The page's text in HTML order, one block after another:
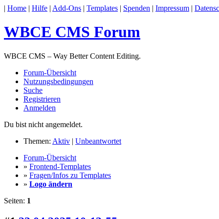
| Home | Hilfe | Add-Ons | Templates | Spenden | Impressum |
WBCE CMS Forum
WBCE CMS – Way Better Content Editing.
Forum-Übersicht
Nutzungsbedingungen
Suche
Registrieren
Anmelden
Du bist nicht angemeldet.
Themen: Aktiv | Unbeantwortet
Forum-Übersicht
» Frontend-Templates
» Fragen/Infos zu Templates
» Logo ändern
Seiten: 1